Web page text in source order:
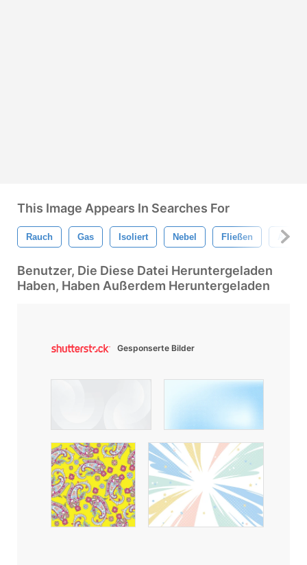
This Image Appears In Searches For
Rauch Gas Isoliert Nebel Fließen
Benutzer, Die Diese Datei Heruntergeladen
Haben, Haben Außerdem Heruntergeladen
Gesponserte Bilder